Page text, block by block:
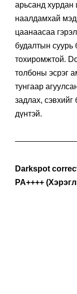
арьсанд хурдан
наалдамхай
цаанаасаа
будалтын суурь
тохиромжтой.
толбоны эсрэг
тунгаар
задлах, сэвхийг
дүнтэй.
Darkspot
PA++++